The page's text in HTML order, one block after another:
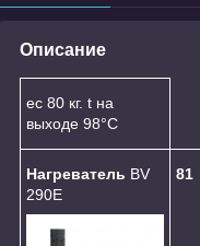
Описание
ес 80 кг. t на
выходе 98°C
Нагреватель BV
290E
81